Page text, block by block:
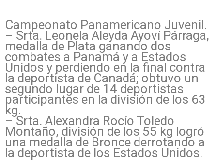
Campeonato Panamericano Juvenil.
– Srta. Leonela Aleyda Ayoví Párraga,
medalla de Plata ganando dos
combates a Panamá y a Estados
Unidos y perdiendo en la final contra
la deportista de Canadá; obtuvo un
segundo lugar de 14 deportistas
participantes en la división de los 63
kg.
– Srta. Alexandra Rocío Toledo
Montaño, división de los 55 kg logró
una medalla de Bronce derrotando a
la deportista de los Estados Unidos.